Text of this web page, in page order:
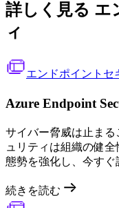
詳しく見る エ
ィ
エンドポイントセ
Azure Endpoint
サイバー脅威は止まる
ュリティは組織の健
態勢を強化し、今すぐ
続きを読む